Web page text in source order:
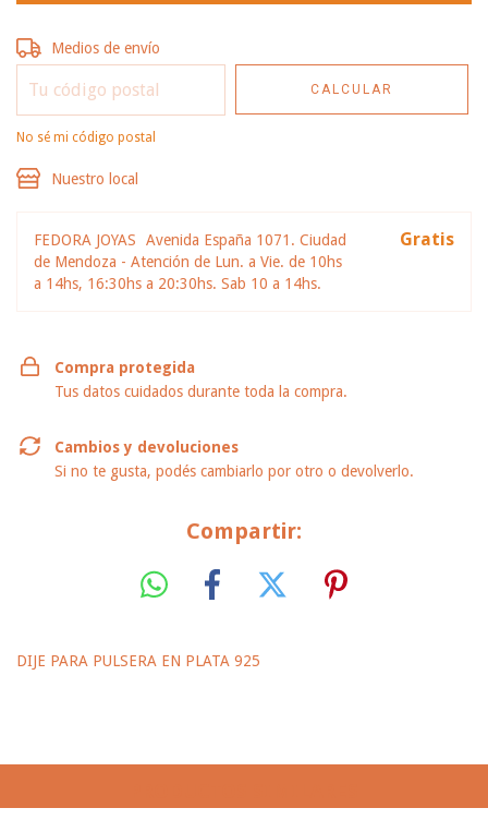
Entregas para el CP:
Medios de envío
CALCULAR
No sé mi código postal
Nuestro local
FEDORA JOYAS
Avenida España 1071. Ciudad
de Mendoza - Atención de Lun. a Vie. de 10hs
a 14hs, 16:30hs a 20:30hs. Sab 10 a 14hs.
Gratis
Compra protegida
Tus datos cuidados durante toda la compra.
Cambios y devoluciones
Si no te gusta, podés cambiarlo por otro o devolverlo.
Compartir:
DIJE PARA PULSERA EN PLATA 925